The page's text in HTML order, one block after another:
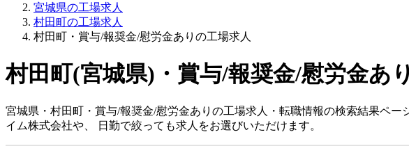
宮城県の工場求人
村田町の工場求人
村田町・賞与/報奨金/慰労金ありの工場求人
村田町(宮城県)・賞与/報奨金/慰労金あ
宮城県・村田町・賞与/報奨金/慰労金ありの工場求人・転職情報の検索結果ペ
イム株式会社や、 日勤で絞っても求人をお選びいただけます。